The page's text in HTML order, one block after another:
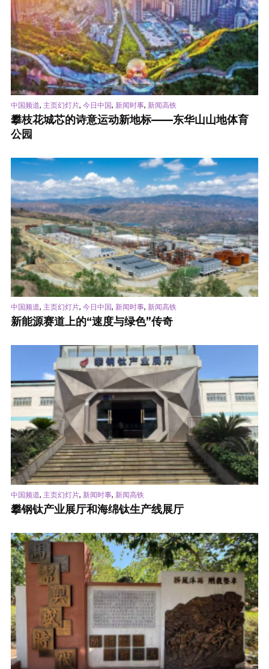
中国频道, 主页幻灯片, 今日中国, 新闻时事, 新闻高铁
攀枝花城芯的诗意运动新地标——东华山山地体育
公园
中国频道, 主页幻灯片, 今日中国, 新闻时事, 新闻高铁
新能源赛道上的“速度与绿色”传奇
中国频道, 主页幻灯片, 新闻时事, 新闻高铁
攀钢钛产业展厅和海绵钛生产线展厅